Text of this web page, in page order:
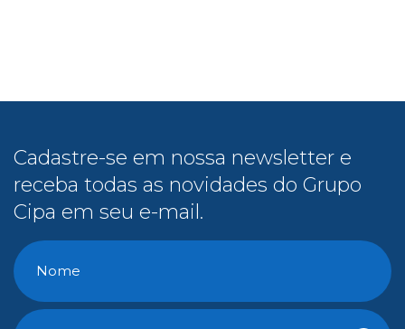
Cadastre-se em nossa newsletter e
receba todas as novidades do Grupo
Cipa em seu e-mail.